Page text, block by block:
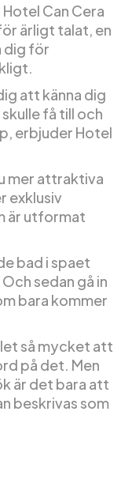
Can Cera
ärligt talat, en
dig för
att känna dig
få till och
erbjuder Hotel
mer attraktiva
exklusiv
är utformat
bad i spaet
sedan gå in
bara kommer
så mycket att
på det. Men
är det bara att
beskrivas som